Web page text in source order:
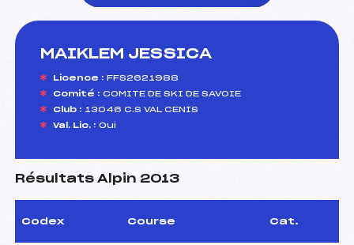
MAIKLEM JESSICA
Licence : FFS2621988
Comité : COMITE DE SKI DE SAVOIE
Club : 13046 C.S VAL CENIS
Val. Lic. : Oui
Résultats Alpin 2013
Codex Course Cat.